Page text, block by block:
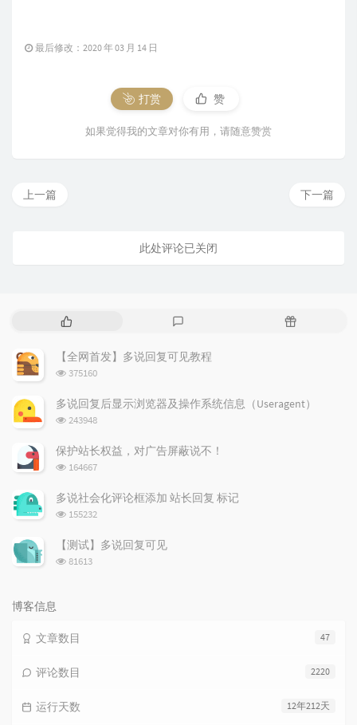
最后修改：2020 年 03 月 14 日
打赏 赞
如果觉得我的文章对你有用，请随意赞赏
下一篇
上一篇
此处评论已关闭
热
文
章
评
论
随
【全网首发】多说回复可见教程
浏
次
数:
375160
多说回复后显示浏览器及操作系统信息（Useragent）
浏
次
数:
243948
保护站长权益，对广告屏蔽说不！
浏
次
数:
164667
多说社会化评论框添加 站长回复 标记
浏
次
数:
155232
【测试】多说回复可见
浏
81613
博客信息
47
文章数目
2220
评论数目
12年212天
运行天数